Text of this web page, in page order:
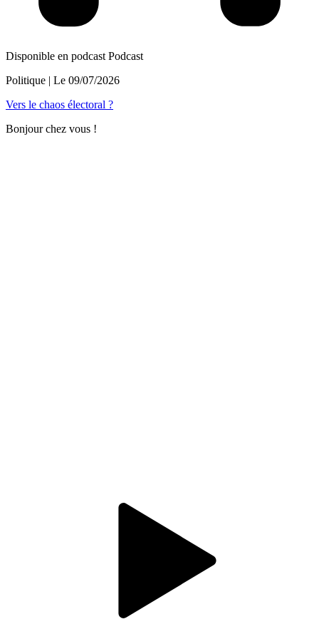
Disponible en podcast Podcast
Politique | Le 09/07/2026
Vers le chaos électoral ?
Bonjour chez vous !